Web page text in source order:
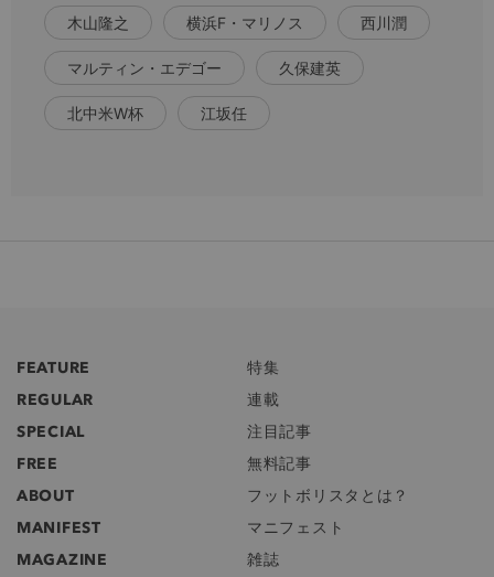
木山隆之 横浜F・マリノス 西川潤
マルティン・エデゴー 久保建英
北中米W杯 江坂任
FEATURE
特集
REGULAR
連載
SPECIAL
注目記事
FREE
無料記事
ABOUT
フットボリスタとは？
MANIFEST
マニフェスト
MAGAZINE
雑誌